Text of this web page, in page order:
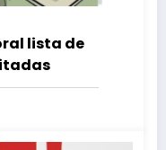
lista de